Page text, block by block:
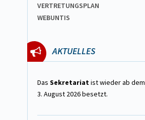
VERTRETUNGSPLAN
WEBUNTIS
AKTUELLES
Das Sekretariatist wieder ab dem
3. August 2026 besetzt.